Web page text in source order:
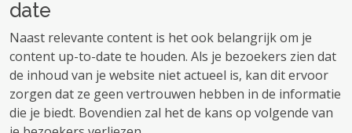
date
Naast relevante content is het ook belangrijk om je
content up-to-date te houden. Als je bezoekers zien dat
de inhoud van je website niet actueel is, kan dit ervoor
zorgen dat ze geen vertrouwen hebben in de informatie
die je biedt. Bovendien zal het de kans op volgende van